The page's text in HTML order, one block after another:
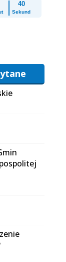
40
Sekund